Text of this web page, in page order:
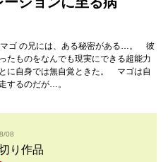
マゴ の兄には、ある秘密がある…。 彼
ものをなんでも現実にできる超能力
に自身では無自覚ときた。 マゴは自
するのだが…。
08
り作品